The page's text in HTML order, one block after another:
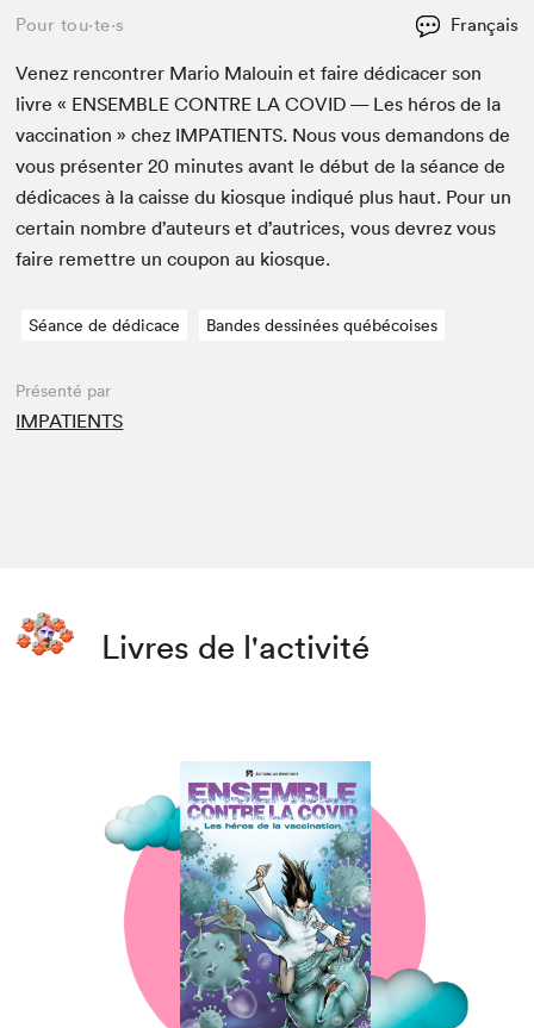
Pour tou⋅te⋅s Français
Venez ren­con­tr­er Mario Mal­ouin et faire dédi­cac­er son
livre « ENSEM­BLE CON­TRE LA COVID — Les héros de la
vac­ci­na­tion » chez IMPA­TIENTS. Nous vous deman­dons de
vous présen­ter20 min­utes avant le début de la séance de
dédi­caces à la caisse du kiosque indiqué plus haut. Pour un
cer­tain nom­bre d’auteurs et d’autrices, vous devrez vous
faire remet­tre un coupon au kiosque.
Séance de dédicace Bandes dessinées québécoises
Présenté par
IMPATIENTS
Livres de l'activité